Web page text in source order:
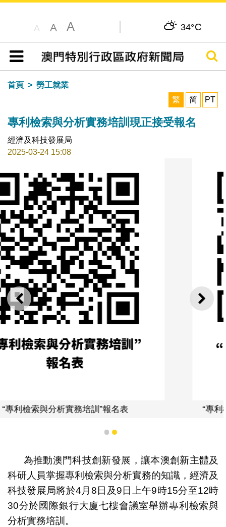
A A A 34°C
目錄
搜尋
首頁
勞工就業
繁
简 PT
專利檢索與分析實務培訓現正接受報名
經濟及科技發展局
2025-03-24 15:08
上一則 下一
“專利檢索與分析實務培訓”課程安排及
1 2
為推動澳門科技創新發展，讓本澳創新主體及
科研人員掌握專利檢索與分析實務的知識，經濟及
科技發展局將於4月8日及9日上午9時15分至12時
30分於國際銀行大廈七樓會議室舉辦專利檢索與
分析實務培訓。